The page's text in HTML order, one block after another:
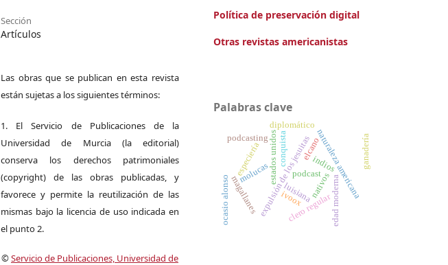
Sección
Artículos
Las obras que se publican en esta revista
están sujetas a los siguientes términos:
1. El Servicio de Publicaciones de la
Universidad de Murcia (la editorial)
conserva los derechos patrimoniales
(copyright) de las obras publicadas, y
favorece y permite la reutilización de las
mismas bajo la licencia de uso indicada en
el punto 2.
©Servicio de Publicaciones, Universidad de
Política de preservación digital
Otras revistas americanistas
Palabras clave
expulsión de los jesuitas
molucas podcast
estados unidos
nativos
luisiana edad moderna
clero regular
naturaleza americana
especiería elcano
ivoox
magallanes
ocasio alonso
diplomático
podcasting conquista ganadería
indios